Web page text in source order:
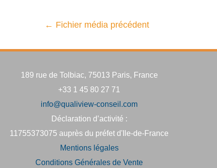
← Fichier média précédent
189 rue de Tolbiac, 75013 Paris, France
+33 1 45 80 27 71
info@qualiview-conseil.com
Déclaration d’activité :
11755373075 auprès du préfet d'Ile-de-France
Mentions légales
Conditions Générales de Vente